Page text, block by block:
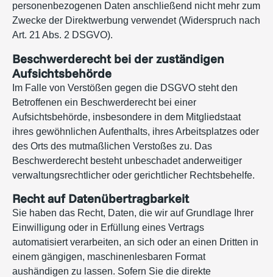
personenbezogenen Daten anschließend nicht mehr zum
Zwecke der Direktwerbung verwendet (Widerspruch nach
Art. 21 Abs. 2 DSGVO).
Beschwerderecht bei der zuständigen
Aufsichtsbehörde
Im Falle von Verstößen gegen die DSGVO steht den
Betroffenen ein Beschwerderecht bei einer
Aufsichtsbehörde, insbesondere in dem Mitgliedstaat
ihres gewöhnlichen Aufenthalts, ihres Arbeitsplatzes oder
des Orts des mutmaßlichen Verstoßes zu. Das
Beschwerderecht besteht unbeschadet anderweitiger
verwaltungsrechtlicher oder gerichtlicher Rechtsbehelfe.
Recht auf Datenübertragbarkeit
Sie haben das Recht, Daten, die wir auf Grundlage Ihrer
Einwilligung oder in Erfüllung eines Vertrags
automatisiert verarbeiten, an sich oder an einen Dritten in
einem gängigen, maschinenlesbaren Format
aushändigen zu lassen. Sofern Sie die direkte